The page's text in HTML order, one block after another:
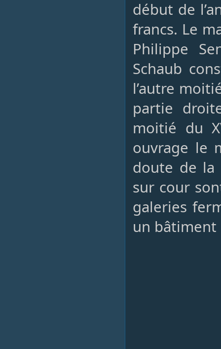
début de
francs. Le
Philippe
Schaub
l’autre
partie
moitié du
ouvrage le
doute de
sur cour
galeries
un bâtiment